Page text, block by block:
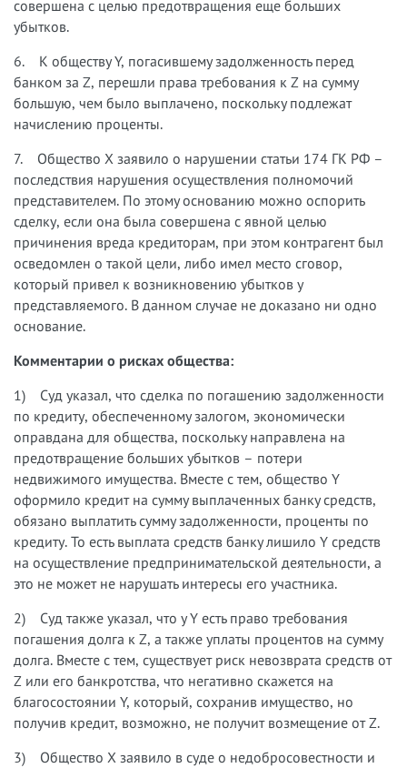
совершена с целью предотвращения еще больших
убытков.
6. К обществу Y, погасившему задолженность перед
банком за Z, перешли права требования к Z на сумму
большую, чем было выплачено, поскольку подлежат
начислению проценты.
7. Общество X заявило о нарушении статьи 174 ГК РФ –
последствия нарушения осуществления полномочий
представителем. По этому основанию можно оспорить
сделку, если она была совершена с явной целью
причинения вреда кредиторам, при этом контрагент был
осведомлен о такой цели, либо имел место сговор,
который привел к возникновению убытков у
представляемого. В данном случае не доказано ни одно
основание.
Комментарии о рисках общества:
1) Суд указал, что сделка по погашению задолженности
по кредиту, обеспеченному залогом, экономически
оправдана для общества, поскольку направлена на
предотвращение больших убытков – потери
недвижимого имущества. Вместе с тем, общество Y
оформило кредит на сумму выплаченных банку средств,
обязано выплатить сумму задолженности, проценты по
кредиту. То есть выплата средств банку лишило Y средств
на осуществление предпринимательской деятельности, а
это не может не нарушать интересы его участника.
2) Суд также указал, что у Y есть право требования
погашения долга к Z, а также уплаты процентов на сумму
долга. Вместе с тем, существует риск невозврата средств от
Z или его банкротства, что негативно скажется на
благосостоянии Y, который, сохранив имущество, но
получив кредит, возможно, не получит возмещение от Z.
3) Общество X заявило в суде о недобросовестности и